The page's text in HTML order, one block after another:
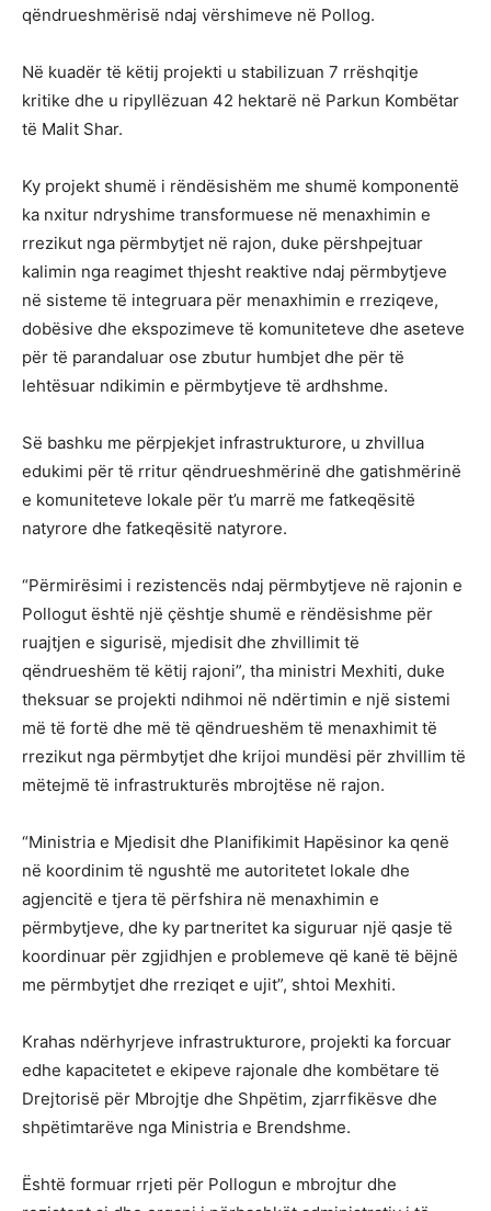
qëndrueshmërisë ndaj vërshimeve në Pollog.
Në kuadër të këtij projekti u stabilizuan 7 rrëshqitje
kritike dhe u ripyllëzuan 42 hektarë në Parkun Kombëtar
të Malit Shar.
Ky projekt shumë i rëndësishëm me shumë komponentë
ka nxitur ndryshime transformuese në menaxhimin e
rrezikut nga përmbytjet në rajon, duke përshpejtuar
kalimin nga reagimet thjesht reaktive ndaj përmbytjeve
në sisteme të integruara për menaxhimin e rreziqeve,
dobësive dhe ekspozimeve të komuniteteve dhe aseteve
për të parandaluar ose zbutur humbjet dhe për të
lehtësuar ndikimin e përmbytjeve të ardhshme.
Së bashku me përpjekjet infrastrukturore, u zhvillua
edukimi për të rritur qëndrueshmërinë dhe gatishmërinë
e komuniteteve lokale për t’u marrë me fatkeqësitë
natyrore dhe fatkeqësitë natyrore.
“Përmirësimi i rezistencës ndaj përmbytjeve në rajonin e
Pollogut është një çështje shumë e rëndësishme për
ruajtjen e sigurisë, mjedisit dhe zhvillimit të
qëndrueshëm të këtij rajoni”, tha ministri Mexhiti, duke
theksuar se projekti ndihmoi në ndërtimin e një sistemi
më të fortë dhe më të qëndrueshëm të menaxhimit të
rrezikut nga përmbytjet dhe krijoi mundësi për zhvillim të
mëtejmë të infrastrukturës mbrojtëse në rajon.
“Ministria e Mjedisit dhe Planifikimit Hapësinor ka qenë
në koordinim të ngushtë me autoritetet lokale dhe
agjencitë e tjera të përfshira në menaxhimin e
përmbytjeve, dhe ky partneritet ka siguruar një qasje të
koordinuar për zgjidhjen e problemeve që kanë të bëjnë
me përmbytjet dhe rreziqet e ujit”, shtoi Mexhiti.
Krahas ndërhyrjeve infrastrukturore, projekti ka forcuar
edhe kapacitetet e ekipeve rajonale dhe kombëtare të
Drejtorisë për Mbrojtje dhe Shpëtim, zjarrfikësve dhe
shpëtimtarëve nga Ministria e Brendshme.
Është formuar rrjeti për Pollogun e mbrojtur dhe